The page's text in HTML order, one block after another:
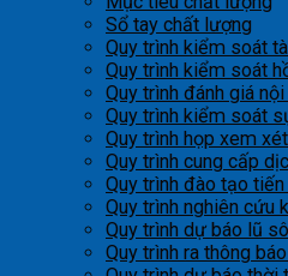
Sổ tay chất lượng
Quy trình kiểm soát
Quy trình kiểm soát
Quy trình đánh giá
Quy trình kiểm soát
Quy trình họp xem
Quy trình cung cấp
Quy trình đào tạo
Quy trình nghiên cứu
Quy trình dự báo lũ
Quy trình ra thông